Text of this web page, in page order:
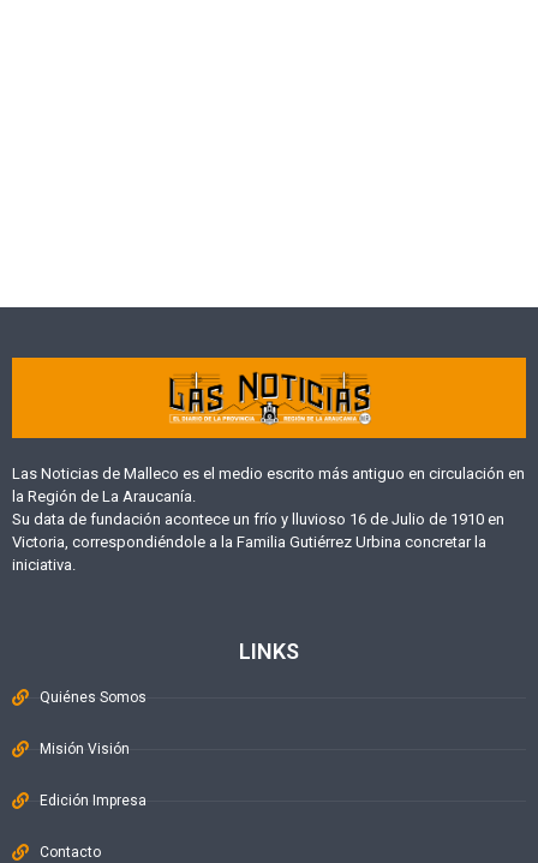
Las Noticias de Malleco es el medio escrito más antiguo en circulación en
la Región de La Araucanía.
Su data de fundación acontece un frío y lluvioso 16 de Julio de 1910 en
Victoria, correspondiéndole a la Familia Gutiérrez Urbina concretar la
iniciativa.
LINKS
Quiénes Somos
Misión Visión
Edición Impresa
Contacto